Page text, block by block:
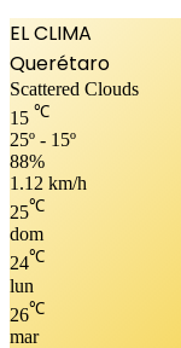
EL CLIMA
Querétaro
Scattered Clouds
15 ℃
25º - 15º
88%
1.12 km/h
25℃
dom
24℃
lun
26℃
mar